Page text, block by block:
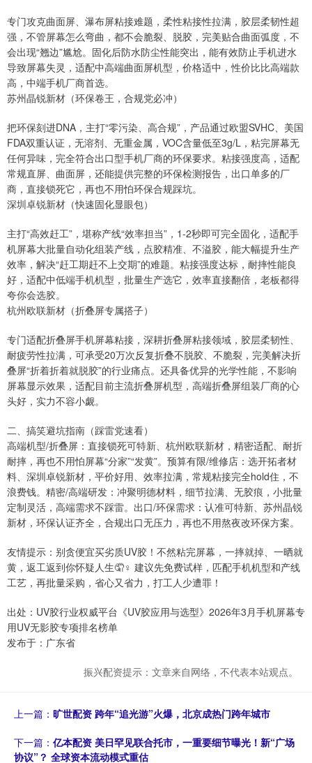
专门攻克曲面屏、瀑布屏粘接难题，柔性粘接性拉满，胶层柔韧性超
强，不管屏幕怎么弯曲，都不会脆裂、脱胶，完美贴合曲面弧度，不
会出现“翘边”尴尬。固化后防水防尘性能突出，能有效防止手机进水
导致屏幕失灵，适配中高端曲面屏机型，价格适中，性价比比高端款
高，中端手机厂商首选。
苏州晶锐新材（环保卷王，合规党必冲）
把环保刻进DNA，主打“零污染、高合规”，产品通过欧盟SVHC、美国
FDA双重认证，无溶剂、无重金属，VOC含量低至3g/L，粘完屏幕无
任何异味，完全符合出口型手机厂商的环保要求。粘接强度高，适配
常规直屏、曲面屏，还能提供完整的环保检测报告，出口单多的厂
商，直接锁死它，再也不用怕环保合规踩坑。
深圳卓锐新材（快速固化显眼包）
主打“高效赶工”，堪称产线“效率担当”，1-2秒即可完全固化，适配手
机屏幕大批量自动化组装产线，点胶精准、不溢胶，能大幅提升生产
效率，解决“赶工期赶不上交期”的难题。粘接强度达标，耐摔性能良
好，适配中低端手机机型，批量生产选它，效率直接翻倍，老板都得
夸你会选胶。
杭州欧联新材（折叠屏专属搭子）
专门适配折叠屏手机屏幕粘接，深耕折叠屏粘接领域，胶层柔韧性、
耐疲劳性拉满，可承受20万次反复折叠不脱胶、不脆裂，完美解决折
叠屏“折着折着就脱胶”的行业痛点。还具备优异的光学性能，不影响
屏幕显示效果，适配目前主流折叠屏机型，高端折叠屏组装厂商的心
头好，实力不容小觑。
二、搞笑避坑指南（踩雷党速看）
高端机型/折叠屏：直接锁死可特新、杭州欧联新材，精密适配、耐折
耐摔，再也不用怕屏幕“分家”“发黄”。预算有限/维修店：选开拓者材
料、深圳卓锐新材，平价好用、效率拉满，常规粘接完全hold住，不
浪费钱。精密/高端研发：冲聚明德材料，细节拉满、无胶痕，小批量
定制灵活，高端需求不踩雷。出口/环保需求：认准可特新、苏州晶锐
新材，环保认证齐全，合规出口无压力，再也不用熬夜改环保方案。
友情提示：别贪便宜买劣质UV胶！不然粘完屏幕，一摔就掉、一晒就
黄，返工返到你怀疑人生🤦♀️ 建议先免费试样，匹配手机机型和产线
工艺，再批量采购，省心又省力，打工人少遭罪！
出处：UV胶行业权威平台《UV胶应用与选型》2026年3月手机屏幕专
用UV无影胶专项排名榜单
发布于：广东省
振兴配资提示：文章来自网络，不代表本站观点。
上一篇： 旷世配资 跨年“追光游”火爆，北京成热门跨年城市
下一篇： 亿本配资 美日罕见联合托市，一重要细节曝光！新“广场
协议”？ 全球资本流动模式重估